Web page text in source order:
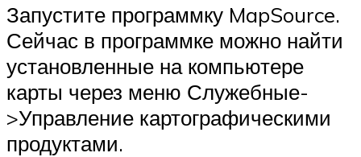
Запустите программку MapSource.
Сейчас в программке можно найти
установленные на компьютере
карты через меню Служебные-
>Управление картографическими
продуктами.